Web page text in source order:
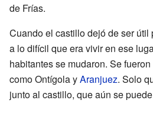
de Frías.
Cuando el castillo dejó de ser útil
a lo difícil que era vivir en ese
habitantes se mudaron. Se
como Ontígola yAranjuez. Solo
junto al castillo, que aún se